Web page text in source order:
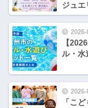
ジュエ
日）【
2026-
【
ル・水
2026-
「こ